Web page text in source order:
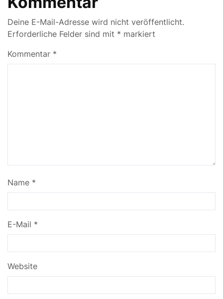
Deine E-Mail-Adresse wird nicht veröffentlicht.
Erforderliche Felder sind mit * markiert
Kommentar *
Name *
E-Mail *
Website